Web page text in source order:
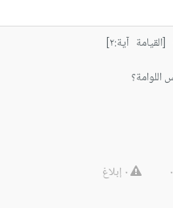
[القيامة آية:٢]
اللوامة؟
٠ ٠ إبلاغ